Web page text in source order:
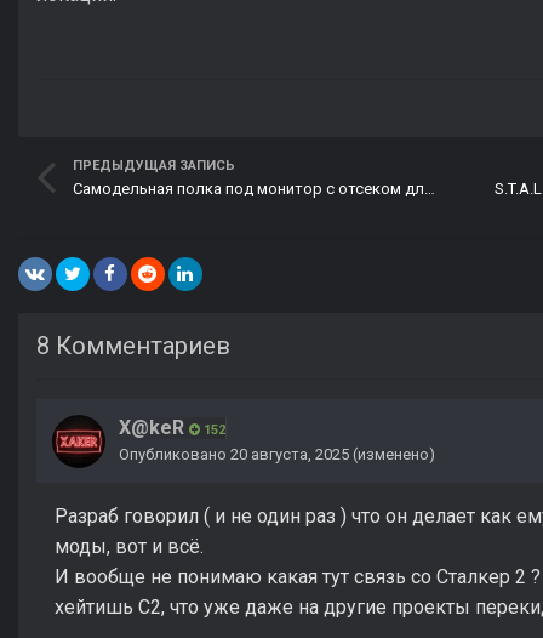
ПРЕДЫДУЩАЯ ЗАПИСЬ
8 Комментариев
X@keR 152
Опубликовано 20 августа, 2025 (изменено)
Разраб говорил ( и не один раз ) что он делает как
моды, вот и всё.
И вообще не понимаю какая тут связь со Сталкер
хейтишь С2, что уже даже на другие проекты